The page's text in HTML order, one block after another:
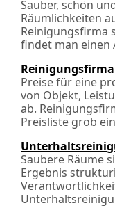
Sauber, schön
Räumlichkeiten
Reinigungsfirma
findet man einen
Preise für eine
von Objekt,
ab.
Preisliste grob
Saubere Räume
Ergebnis